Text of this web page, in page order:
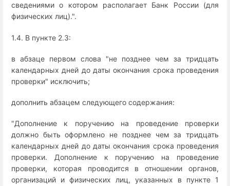
сведениями о котором располагает Банк России (для
физических лиц).".
1.4. В пункте 2.3:
в абзаце первом слова "не позднее чем за тридцать
календарных дней до даты окончания срока проведения
проверки" исключить;
дополнить абзацем следующего содержания:
"Дополнение к поручению на проведение проверки
должно быть оформлено не позднее чем за тридцать
календарных дней до даты окончания срока проведения
проверки. Дополнение к поручению на проведение
проверки, которая проводится в отношении органов,
организаций и физических лиц, указанных в пункте 1